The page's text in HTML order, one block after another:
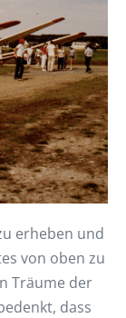
erheben und
von oben zu
Träume der
dass